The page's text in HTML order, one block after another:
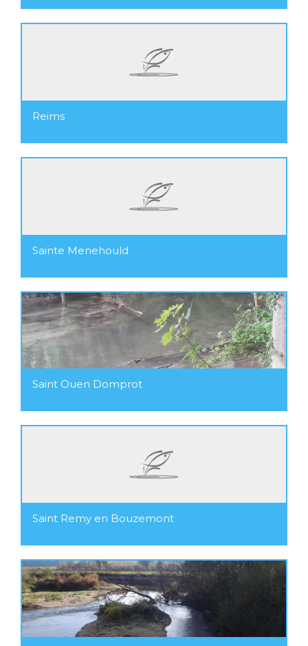
Reims
Sainte Menehould
Saint Ouen Domprot
Saint Remy en Bouzemont